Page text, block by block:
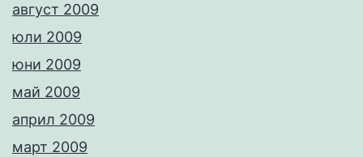
август 2009
юли 2009
юни 2009
май 2009
април 2009
март 2009